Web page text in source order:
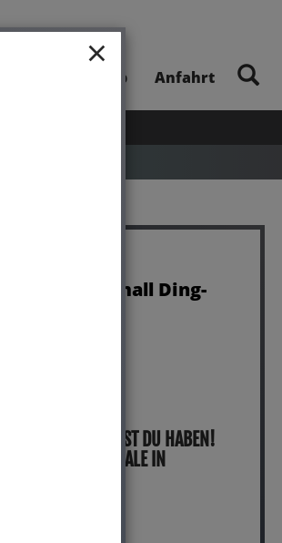
×
Unsere App Anfahrt
Electra Small Ding-
MICH KANNST DU HABEN!
IN UNSERER FILIALE IN